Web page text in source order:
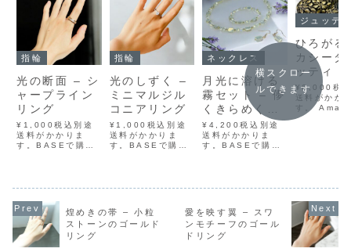
指輪
光の断面 – シ
ャープライン
リング
¥1,000税込別途
送料がかかりま
す。BASEで購入
の光。ゴールドの
ベースに、ジルコ
ニアが一列に並ぶ
シャープなデザイ
ンのリングです。
指輪
光のしずく –
ミニマルジル
コニアリング
¥1,000税込別途
送料がかかりま
す。BASEで購入
ペアシェイプのジ
ルコニアが凛と輝
ネックレス
月光に溶ける
霧セット – 儚
くきらめくク
リアビーズネ
ックレス＆ピ
アス＆ブレス
¥4,200税込別途
送料がかかりま
す。BASEで購入
感。インド製の偏
光クリスタルビー
ズを贅沢に使っ
ジュッテ
ひろがる
カシーダ
ッティ –
に咲く金
蔦模様
¥6,000税
送料がかか
す。
購入 BASE
ひとつひと
のびていく
広がり、足
静...
横スクロー
ルできます
煌めきの帯 – 小粒
ストーンのゴールド
リング
愛を映す翼 – スワ
ンモチーフのゴール
ドリング